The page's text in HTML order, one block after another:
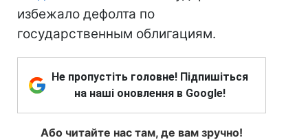
избежало дефолта по
государственным облигациям.
Не пропустіть головне! Підпишіться
на наші оновлення в Google!
Або читайте нас там, де вам зручно!